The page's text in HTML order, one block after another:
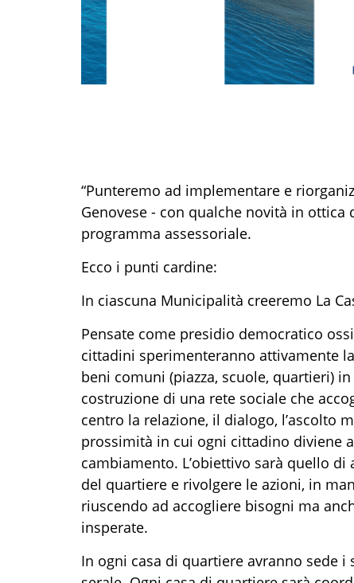
“Punteremo ad implementare e
Genovese - con qualche novità in
programma assessoriale.
Ecco i punti cardine:
In ciascuna Municipalità creeremo La
Pensate come presidio democratico
cittadini sperimenteranno attivamente
beni comuni (piazza, scuole, quartieri)
costruzione di una rete sociale che
centro la relazione, il dialogo, l’ascolto
prossimità in cui ogni cittadino diviene
cambiamento. L’obiettivo sarà quello
del quartiere e rivolgere le azioni, in
riuscendo ad accogliere bisogni ma
insperate.
In ogni casa di quartiere avranno sede